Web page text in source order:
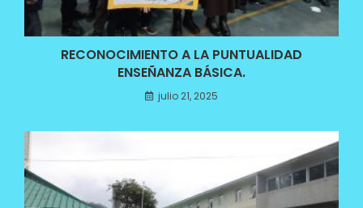
RECONOCIMIENTO A LA PUNTUALIDAD
ENSEÑANZA BÁSICA.
julio 21, 2025